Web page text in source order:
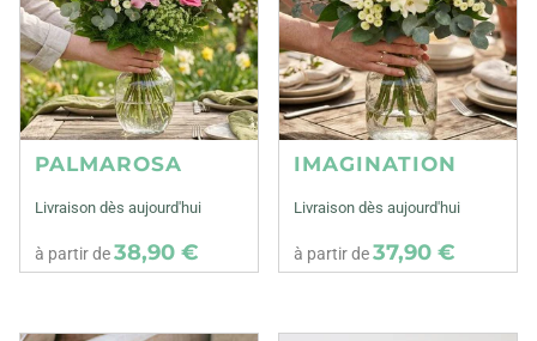
PALMAROSA
Livraison dès aujourd'hui
à partir de38,90 €
IMAGINATION
Livraison dès aujourd'hui
à partir de37,90 €